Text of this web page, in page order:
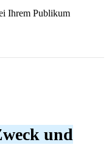
Ihrem Publikum
und